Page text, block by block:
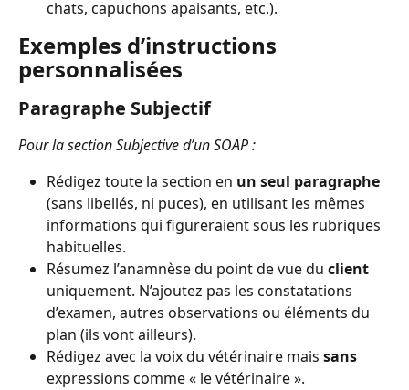
chats, capuchons apaisants, etc.).
Exemples d’instructions
personnalisées
Paragraphe Subjectif
Pour la section Subjective d’un SOAP :
Rédigez toute la section en un seul paragraphe
(sans libellés, ni puces), en utilisant les mêmes
informations qui figureraient sous les rubriques
habituelles.
Résumez l’anamnèse du point de vue du client
uniquement. N’ajoutez pas les constatations
d’examen, autres observations ou éléments du
plan (ils vont ailleurs).
Rédigez avec la voix du vétérinaire mais sans
expressions comme « le vétérinaire ».